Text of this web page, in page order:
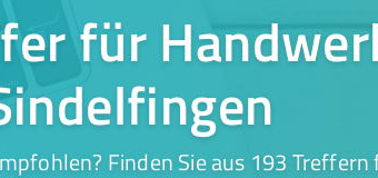
für
Finden Sie aus 193